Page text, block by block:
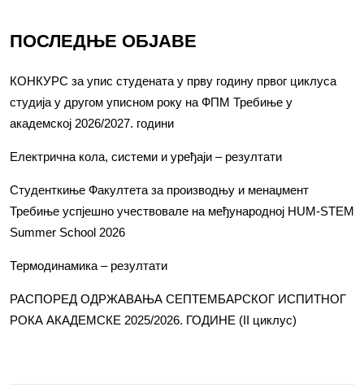
ПОСЛЕДЊЕ ОБЈАВЕ
КОНКУРС за упис студената у прву годину првог циклуса
студија у другом уписном року на ФПМ Требиње у
академској 2026/2027. години
Електрична кола, системи и уређаји – резултати
Студенткиње Факултета за производњу и менаџмент
Требиње успјешно учествовале на међународној HUM-STEM
Summer School 2026
Термодинамика – резултати
РАСПОРЕД ОДРЖАВАЊА СЕПТЕМБАРСКОГ ИСПИТНОГ
РОКА АКАДЕМСКЕ 2025/2026. ГОДИНЕ (II циклус)